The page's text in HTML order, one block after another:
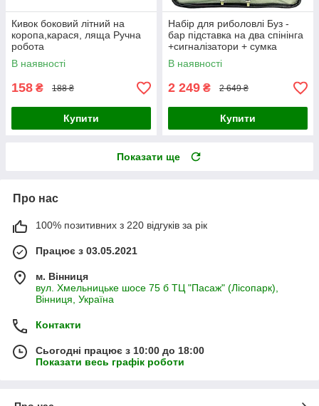
Кивок боковий літний на
коропа,карася, ляща Ручна
робота
В наявності
158 ₴ 188 ₴
Купити
Набір для риболовлі Буз -
бар підставка на два спінінга
+сигналізатори + сумка
В наявності
2 249 ₴ 2 649 ₴
Купити
Показати ще
Про нас
100% позитивних з 220 відгуків за рік
Працює з 03.05.2021
м. Вінниця
вул. Хмельницьке шосе 75 б ТЦ "Пасаж" (Лісопарк),
Вінниця, Україна
Контакти
Сьогодні працює з 10:00 до 18:00
Показати весь графік роботи